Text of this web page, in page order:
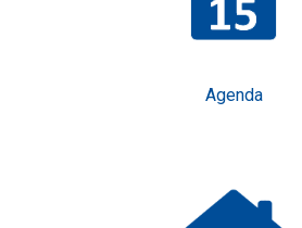
Agenda